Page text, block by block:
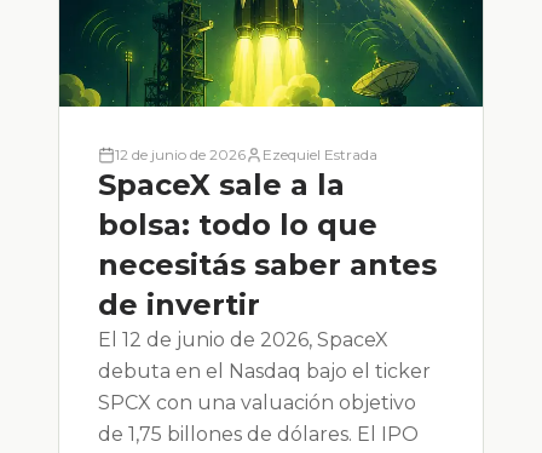
12 de junio de 2026 Ezequiel Estrada
SpaceX sale a la
bolsa: todo lo que
necesitás saber antes
de invertir
El 12 de junio de 2026, SpaceX
debuta en el Nasdaq bajo el ticker
SPCX con una valuación objetivo
de 1,75 billones de dólares. El IPO